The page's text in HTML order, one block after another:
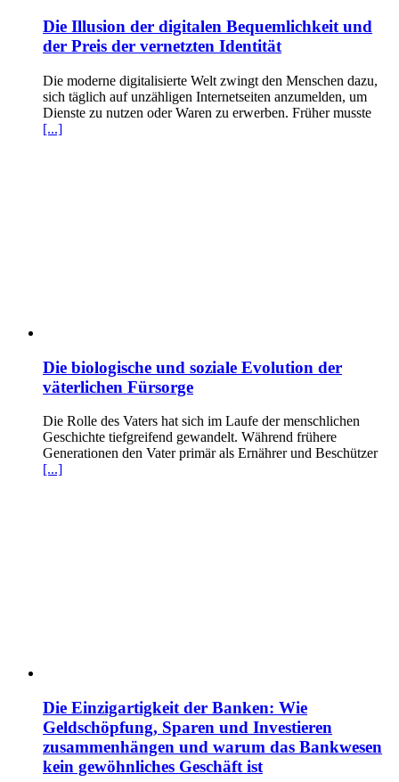
Die Illusion der digitalen Bequemlichkeit und
der Preis der vernetzten Identität
Die moderne digitalisierte Welt zwingt den Menschen dazu,
sich täglich auf unzähligen Internetseiten anzumelden, um
Dienste zu nutzen oder Waren zu erwerben. Früher musste
[...]
Die biologische und soziale Evolution der
väterlichen Fürsorge
Die Rolle des Vaters hat sich im Laufe der menschlichen
Geschichte tiefgreifend gewandelt. Während frühere
Generationen den Vater primär als Ernährer und Beschützer
[...]
Die Einzigartigkeit der Banken: Wie
Geldschöpfung, Sparen und Investieren
zusammenhängen und warum das Bankwesen
kein gewöhnliches Geschäft ist